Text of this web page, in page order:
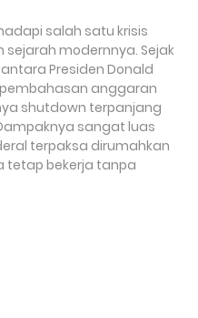
salah satu krisis
modernnya. Sejak
Presiden Donald
anggaran
shutdown terpanjang
sangat luas
terpaksa dirumahkan
tetap bekerja tanpa